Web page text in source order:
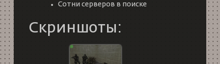
Сотни серверов в поиске
Скриншоты: